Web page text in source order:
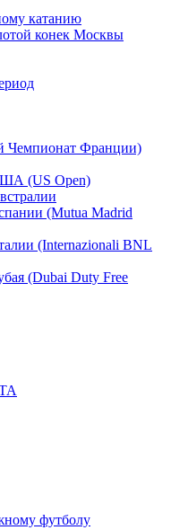
катанию
конек Москвы
Чемпионат Франции)
(US Open)
(Mutua Madrid
(Internazionali BNL
(Dubai Duty Free
футболу